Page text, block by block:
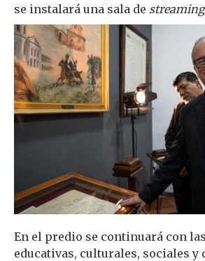
se instalará una sala de streaming
En el predio se continuará con
educativas, culturales, sociales y